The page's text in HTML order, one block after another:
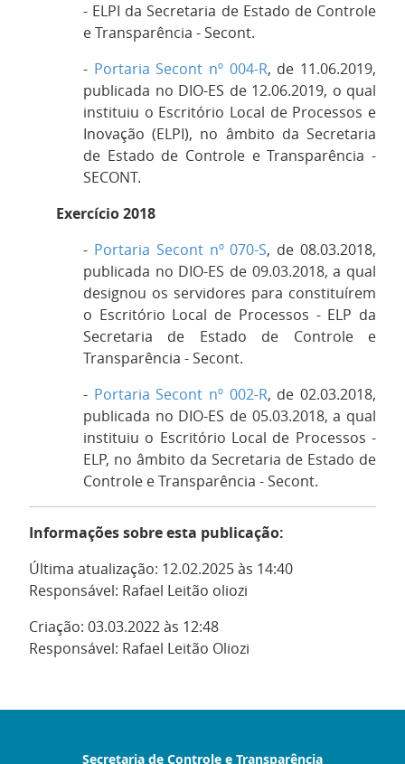
- ELPI da Secretaria de Estado de Controle
e Transparência - Secont.
- Portaria Secont nº 004-R, de 11.06.2019,
publicada no DIO-ES de 12.06.2019, o qual
instituiu o Escritório Local de Processos e
Inovação (ELPI), no âmbito da Secretaria
de Estado de Controle e Transparência -
SECONT.
Exercício 2018
- Portaria Secont nº 070-S, de 08.03.2018,
publicada no DIO-ES de 09.03.2018, a qual
designou os servidores para constituírem
o Escritório Local de Processos - ELP da
Secretaria de Estado de Controle e
Transparência - Secont.
- Portaria Secont nº 002-R, de 02.03.2018,
publicada no DIO-ES de 05.03.2018, a qual
instituiu o Escritório Local de Processos -
ELP, no âmbito da Secretaria de Estado de
Controle e Transparência - Secont.
Informações sobre esta publicação:
Última atualização: 12.02.2025 às 14:40
Responsável: Rafael Leitão oliozi
Criação: 03.03.2022 às 12:48
Responsável: Rafael Leitão Oliozi
Secretaria de Controle e Transparência